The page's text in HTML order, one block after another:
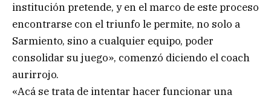
institución pretende, y en el marco de este proceso
encontrarse con el triunfo le permite, no solo a
Sarmiento, sino a cualquier equipo, poder
consolidar su juego», comenzó diciendo el coach
aurirrojo.
«Acá se trata de intentar hacer funcionar una